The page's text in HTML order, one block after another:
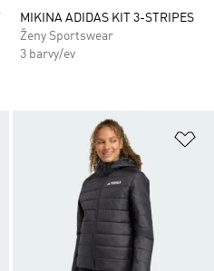
MIKINA ADIDAS KIT 3-STRIPES
Ženy Sportswear
3 barvy/ev
Přidat do seznamu přání